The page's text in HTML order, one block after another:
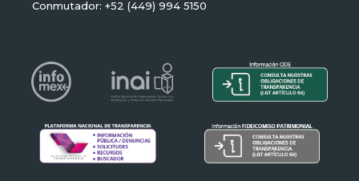
Conmutador: +52 (449) 994 5150